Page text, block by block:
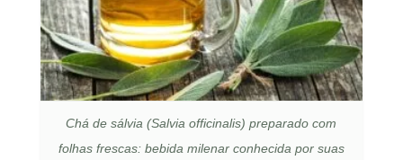
Chá de sálvia (Salvia officinalis) preparado com
folhas frescas: bebida milenar conhecida por suas